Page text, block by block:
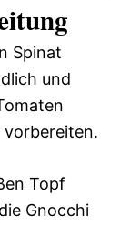
Spinat
und
vorbereiten.
Topf
Gnocchi